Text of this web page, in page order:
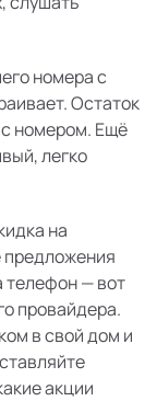
номера с
Остаток
с номером. Ещё
легко
на
телефон — вот
провайдера.
в свой дом и
акции